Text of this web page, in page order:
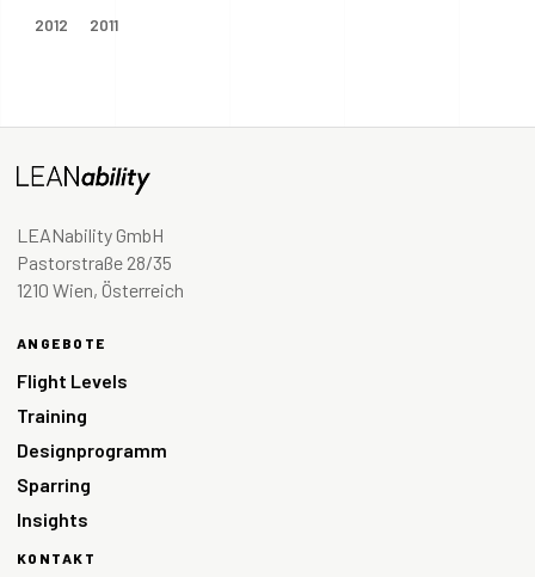
2012
2011
LEANability GmbH
Pastorstraße 28/35
1210 Wien, Österreich
ANGEBOTE
Flight Levels
Training
Designprogramm
Sparring
Insights
KONTAKT